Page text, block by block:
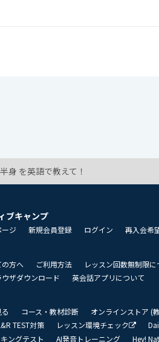
身 を英語で教えて！
ブキャンプ
ージ 新規会員登録 ログイン 再入会希
の方へ ご利用方法 レッスン回数無制限に
ザダウンロード
英会話アプリについて
コース・教材診断 オンラインストア (
TEST対策
レッスン環境チェック
ングテスト
AI発音トレーニング Hey!